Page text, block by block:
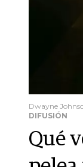
Dwayne
DIFUSIÓN
Qué